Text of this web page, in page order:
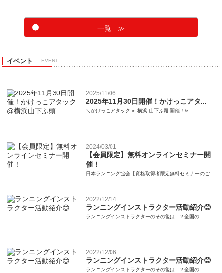
一覧 ≫
イベント -EVENT-
2025/11/06
2025年11月30日開催！かけっこアタ...
＼かけっこアタック in 横浜 山下ふ頭 開催！&...
2024/03/01
【会員限定】無料オンラインセミナー開
催！
日本ランニング協会【資格取得者限定無料セミナーのご...
2022/12/14
ランニングインストラクター活動紹介😊
ランニングインストラクターのその後は...？全国の...
2022/12/06
ランニングインストラクター活動紹介😊
ランニングインストラクターのその後は...？全国の...